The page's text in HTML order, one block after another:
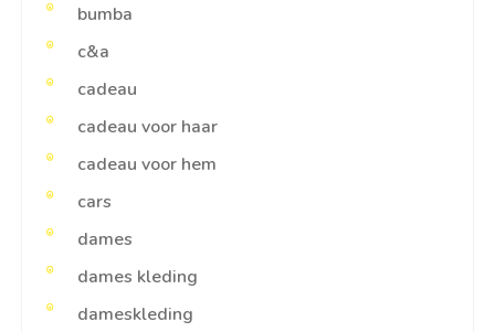
bumba
c&a
cadeau
cadeau voor haar
cadeau voor hem
cars
dames
dames kleding
dameskleding